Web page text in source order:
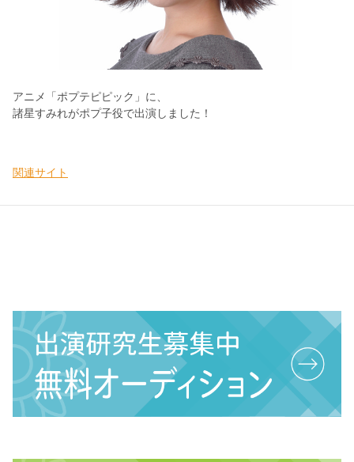
アニメ「ポプテピピック」に、
諸星すみれがポプ子役で出演しました！
関連サイト